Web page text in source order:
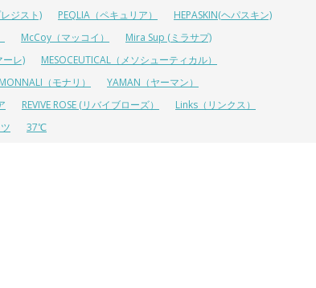
レジスト) PEQLIA（ペキュリア）
HEPASKIN(ヘパスキン)
McCoy（マッコイ）
Mira Sup (ミラサプ)
ーレ)
MESOCEUTICAL（メソシューティカル）
MONNALI（モナリ）
YAMAN（ヤーマン）
REVIVE ROSE (リバイブローズ）
Links（リンクス）
37℃